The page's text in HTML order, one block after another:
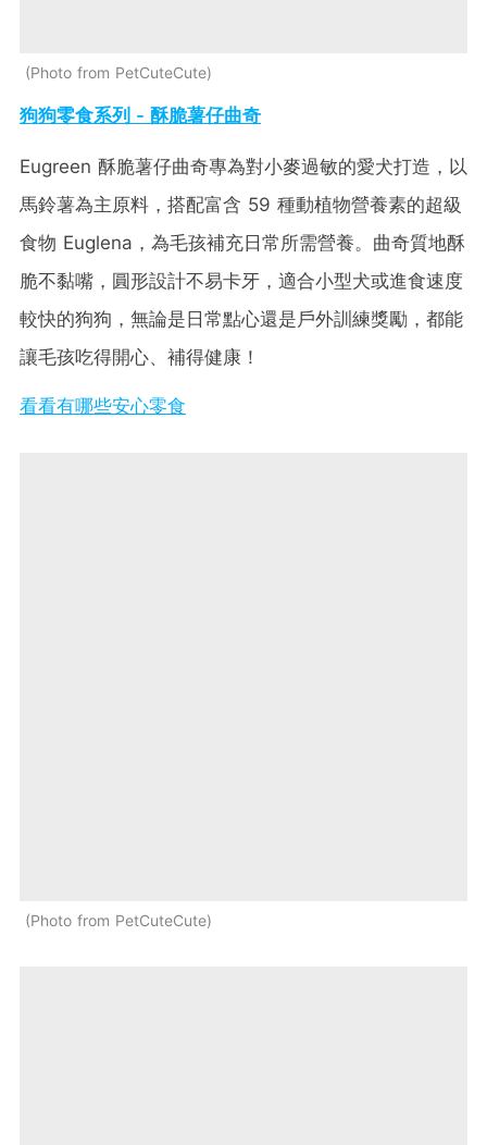
Photo from PetCuteCute
狗狗零食系列 - 酥脆薯仔曲奇
Eugreen 酥脆薯仔曲奇專為對小麥過敏的愛犬打造，以
馬鈴薯為主原料，搭配富含 59 種動植物營養素的超級
食物 Euglena，為毛孩補充日常所需營養。曲奇質地酥
脆不黏嘴，圓形設計不易卡牙，適合小型犬或進食速度
較快的狗狗，無論是日常點心還是戶外訓練獎勵，都能
讓毛孩吃得開心、補得健康！
看看有哪些安心零食
Photo from PetCuteCute